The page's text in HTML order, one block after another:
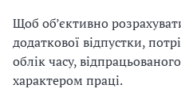
Щоб об’єктивно
додаткової відпустки,
облік часу,
характером праці.
в
а
м
и